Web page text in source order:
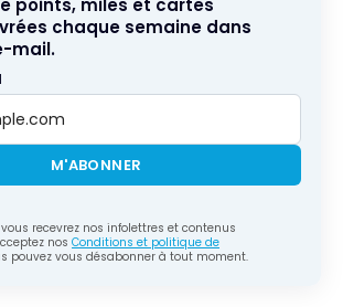
chaque semaine dans
mail.
M'ABONNER
recevrez nos infolettres et contenus
nos Conditions et politique de
pouvez vous désabonner à tout moment.